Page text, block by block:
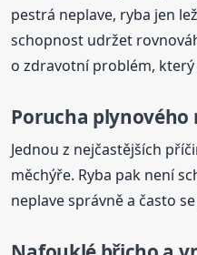
pestrá neplave, ryba jen
schopnost udržet
o zdravotní problém,
Porucha plynového
Jednou z nejčastějších
měchýře. Ryba pak není
neplave správně a často